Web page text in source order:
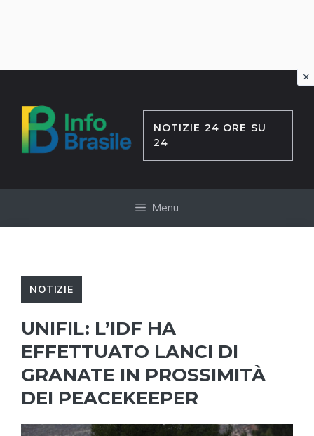
contenuto
NOTIZIE 24 ORE SU
24
Menu
NOTIZIE
UNIFIL: L’IDF HA
EFFETTUATO LANCI DI
GRANATE IN PROSSIMITÀ
DEI PEACEKEEPER
×